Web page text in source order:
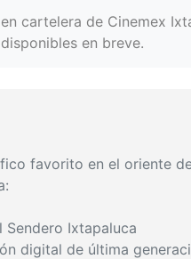
cartelera de Cinemex
en breve.
favorito en el oriente
Ixtapaluca
digital de última